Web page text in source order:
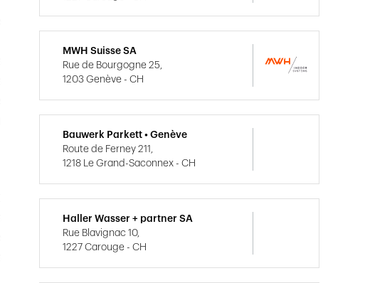
MWH Suisse SA
Rue de Bourgogne 25,
1203 Genève - CH
Bauwerk Parkett • Genève
Route de Ferney 211,
1218 Le Grand-Saconnex - CH
Haller Wasser + partner SA
Rue Blavignac 10,
1227 Carouge - CH